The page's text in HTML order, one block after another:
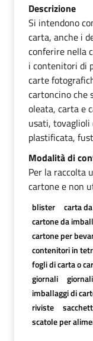
Descrizione
Si intendono
carta, anche i
conferire nella
i contenitori di
carte
cartoncino che
oleata, carta e
usati, tovaglioli
plastificata,
Modalità di
Per la raccolta
cartone e non
blister carta
cartone da
cartone per
contenitori in
fogli di carta o
giornali
imballaggi di
riviste
scatole per